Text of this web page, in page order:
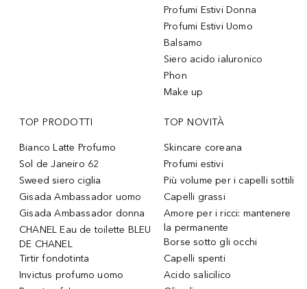
Profumi Estivi Donna
Profumi Estivi Uomo
Balsamo
Siero acido ialuronico
Phon
Make up
TOP PRODOTTI
Bianco Latte Profumo
Sol de Janeiro 62
Sweed siero ciglia
Gisada Ambassador uomo
Gisada Ambassador donna
CHANEL Eau de toilette BLEU
DE CHANEL
Tirtir fondotinta
Invictus profumo uomo
TOP NOVITÀ
Skincare coreana
Profumi estivi
Più volume per i capelli sottili
Capelli grassi
Amore per i ricci: mantenere
la permanente
Borse sotto gli occhi
Capelli spenti
Acido salicilico